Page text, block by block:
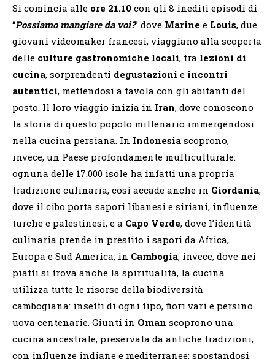
Si comincia alle ore 21.10 con gli 8 inediti episodi di
“Possiamo mangiare da voi?” dove Marine e Louis, due
giovani videomaker francesi, viaggiano alla scoperta
delle culture gastronomiche locali, tra lezioni di
cucina, sorprendenti degustazioni e incontri
autentici, mettendosi a tavola con gli abitanti del
posto. Il loro viaggio inizia in Iran, dove conoscono
la storia di questo popolo millenario immergendosi
nella cucina persiana. In Indonesia scoprono,
invece, un Paese profondamente multiculturale:
ognuna delle 17.000 isole ha infatti una propria
tradizione culinaria; così accade anche in Giordania,
dove il cibo porta sapori libanesi e siriani, influenze
turche e palestinesi, e a Capo Verde, dove l’identità
culinaria prende in prestito i sapori da Africa,
Europa e Sud America; in Cambogia, invece, dove nei
piatti si trova anche la spiritualità, la cucina
utilizza tutte le risorse della biodiversità
cambogiana: insetti di ogni tipo, fiori vari e persino
uova centenarie. Giunti in Oman scoprono una
cucina ancestrale, preservata da antiche tradizioni,
con influenze indiane e mediterranee; spostandosi